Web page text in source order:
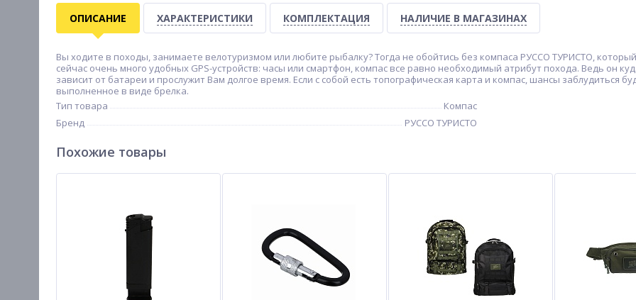
ОПИСАНИЕ ХАРАКТЕРИСТИКИ КОМПЛЕКТАЦИЯ НАЛИЧИЕ В МАГАЗИНАХ
Вы ходите в походы, занимаете велотуризмом или любите рыбалку? Тогда не обойтись без компаса РУССО ТУРИСТО,
сейчас очень много удобных GPS-устройств: часы или смартфон, компас все равно необходимый атрибут похода. Ведь он
зависит от батареи и прослужит Вам долгое время. Если с собой есть топографическая карта и компас, шансы заблудиться
выполненное в виде брелка.
Тип товара
Компас
Бренд
РУССО ТУРИСТО
Похожие товары